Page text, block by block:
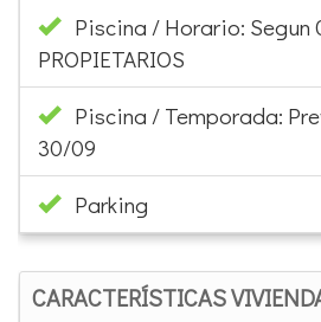
Piscina / Horario: Segun
PROPIETARIOS
Piscina / Temporada:
30/09
Parking
CARACTERÍSTICAS